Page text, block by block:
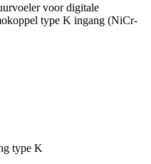
voor digitale
type K ingang (NiCr-
type K